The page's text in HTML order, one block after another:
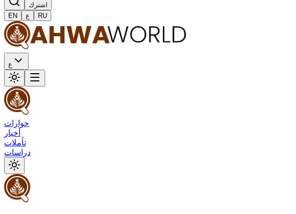
اشترك
EN
ع RU
ع
حوارات
أخبار
تأملات
دراسات